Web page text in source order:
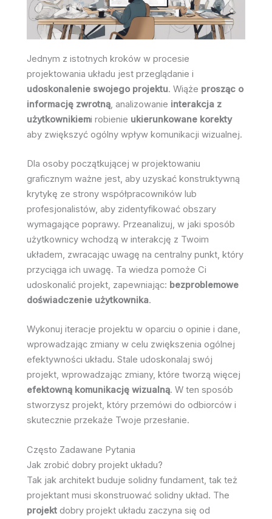
Jednym z istotnych kroków w procesie
projektowania układu jest przeglądanie i
udoskonalenie swojego projektu. Wiąże prosząc o
informację zwrotną, analizowanie interakcja z
użytkownikiemi robienie ukierunkowane korekty
aby zwiększyć ogólny wpływ komunikacji wizualnej.
Dla osoby początkującej w projektowaniu
graficznym ważne jest, aby uzyskać konstruktywną
krytykę ze strony współpracowników lub
profesjonalistów, aby zidentyfikować obszary
wymagające poprawy. Przeanalizuj, w jaki sposób
użytkownicy wchodzą w interakcję z Twoim
układem, zwracając uwagę na centralny punkt, który
przyciąga ich uwagę. Ta wiedza pomoże Ci
udoskonalić projekt, zapewniając: bezproblemowe
doświadczenie użytkownika.
Wykonuj iteracje projektu w oparciu o opinie i dane,
wprowadzając zmiany w celu zwiększenia ogólnej
efektywności układu. Stale udoskonalaj swój
projekt, wprowadzając zmiany, które tworzą więcej
efektowną komunikację wizualną. W ten sposób
stworzysz projekt, który przemówi do odbiorców i
skutecznie przekaże Twoje przesłanie.
Często Zadawane Pytania
Jak zrobić dobry projekt układu?
Tak jak architekt buduje solidny fundament, tak też
projektant musi skonstruować solidny układ. The
projekt dobry projekt układu zaczyna się od